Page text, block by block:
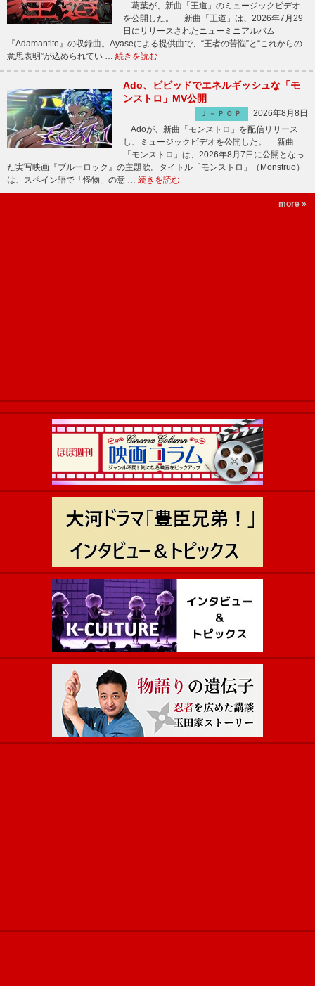
葛葉が、新曲「王道」のミュージックビデオ
を公開した。 新曲「王道」は、2026年7月29
日にリリースされたニューミニアルバム
『Adamantite』の収録曲。Ayaseによる提供曲で、“王者の苦悩”と“これからの
意思表明”が込められてい … 続きを読む
Ado、ビビッドでエネルギッシュな「モ
ンストロ」MV公開
Ｊ－ＰＯＰ
2026年8月8日
Adoが、新曲「モンストロ」を配信リリース
し、ミュージックビデオを公開した。 新曲
「モンストロ」は、2026年8月7日に公開となっ
た実写映画『ブルーロック』の主題歌。タイトル「モンストロ」（Monstruo）
は、スペイン語で「怪物」の意 … 続きを読む
more »